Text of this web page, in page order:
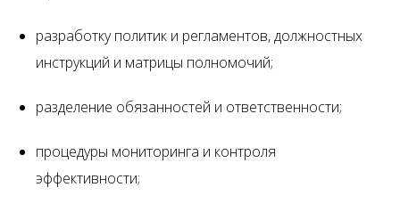
разработку политик и регламентов, должностных
инструкций и матрицы полномочий;
разделение обязанностей и ответственности;
процедуры мониторинга и контроля
эффективности;